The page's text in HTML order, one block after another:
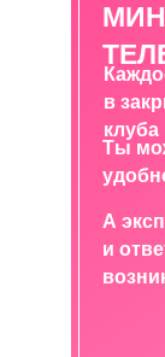
в
клуба
Ты
А
и